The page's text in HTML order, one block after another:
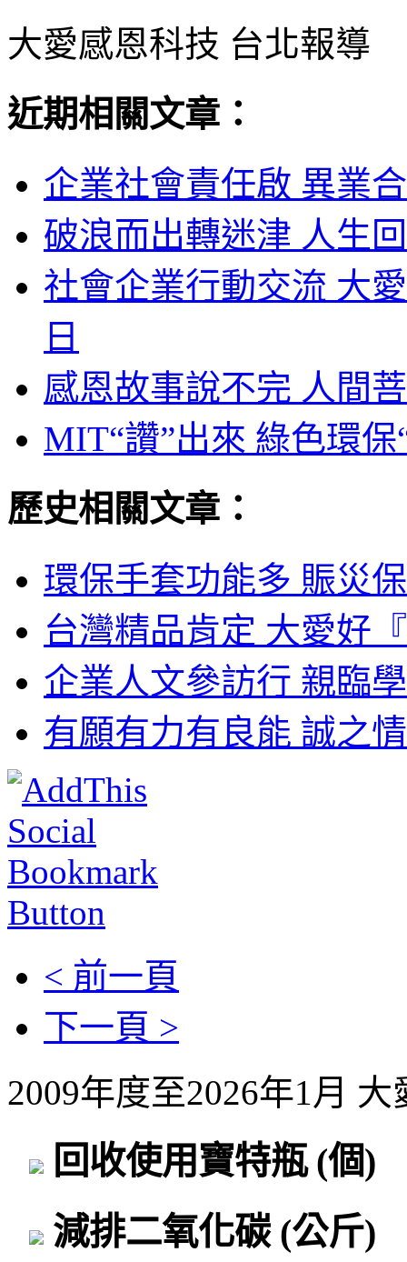
大愛感恩科技 台北報導
近期相關文章：
企業社會責任啟 異業
破浪而出轉迷津 人生
社會企業行動交流 大
日
感恩故事說不完 人間
MIT“讚”出來 綠色環
歷史相關文章：
環保手套功能多 賑災
台灣精品肯定 大愛好
企業人文參訪行 親臨
有願有力有良能 誠之
< 前一頁
下一頁 >
2009年度至2026年1月
回收使用寶特瓶 (個)
減排二氧化碳 (公斤)